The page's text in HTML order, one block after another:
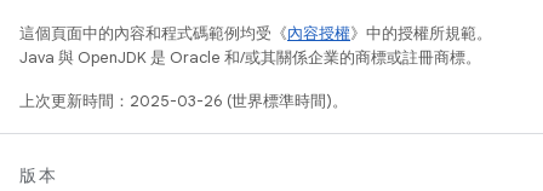
這個頁面中的內容和程式碼範例均受《內容授權》中的授權所規範。
Java 與 OpenJDK 是 Oracle 和/或其關係企業的商標或註冊商標。
上次更新時間：2025-03-26 (世界標準時間)。
版本